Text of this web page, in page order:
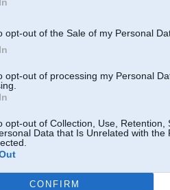
opt-out of the Sale of my Personal
opt-out of processing my Personal
opt-out of Collection, Use, Retention,
Data that Is Unrelated with the
CONFIRM
eļļas, bet šorīt atkal tas
Nepareizo eļļu pielējāt...
25 Jan 2014, 23:30:01
Kvēlsveces ir 5V beru +-
Dabs-ap 40Eur+1 litrs